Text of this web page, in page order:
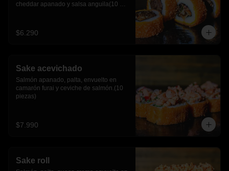
cheddar apanado y salsa anguila(10
$6.290
Sake acevichado
Salmón apanado, palta, envuelto en
camarón furai y ceviche de salmón.(10
piezas)
$7.990
Sake roll